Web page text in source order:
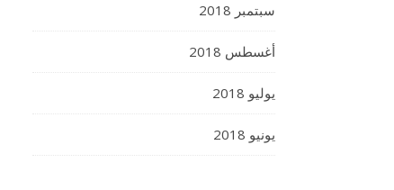
سبتمبر 2018
أغسطس 2018
يوليو 2018
يونيو 2018